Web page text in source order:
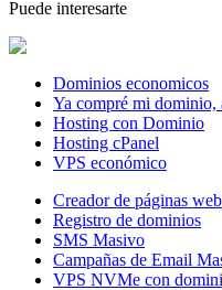
Puede interesarte
Dominios economicos
Ya compré mi dominio,
Hosting con Dominio
Hosting cPanel
VPS económico
Creador de páginas web
Registro de dominios
SMS Masivo
Campañas de Email
VPS NVMe con